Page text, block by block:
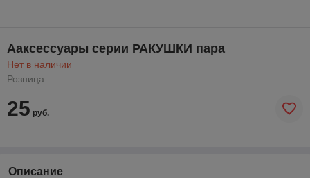
Ааксессуары серии РАКУШКИ пара
Нет в наличии
Розница
25 руб.
Описание